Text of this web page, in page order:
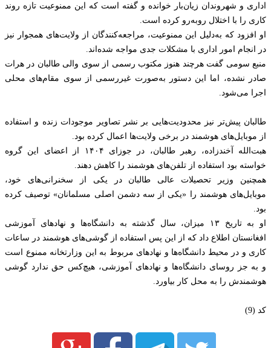
اداری و شهروندان زیان‌بار خوانده و گفته است که این ممنوعیت تازه روند
کاری را با اختلال روبه‌رو کرده است.
او افزود که به‌دلیل این ممنوعیت، مراجعه‌کنندگان از ولایت‌های همجوار نیز
در انجام امور اداری با مشکلات جدی مواجه شده‌اند.
منبع سومی گفت هرچند هنوز مکتوب رسمی از سوی والی طالبان در هرات
صادر نشده، اما این دستور به‌صورت غیررسمی از سوی مقام‌های محلی
اجرا می‌شود.
طالبان پیش‌تر نیز محدودیت‌هایی بر نشر تصاویر موجودات زنده و استفاده
از موبایل‌های هوشمند در برخی ولایت‌ها اعمال کرده بود.
هبت‌الله آخندزاده، رهبر طالبان، در جوزای ۱۴۰۴ از اعضای این گروه
خواسته بود استفاده از تلفن‌های هوشمند را کاهش دهند.
همچنین وزیر تحصیلات عالی طالبان در یکی از سخنرانی‌های خود،
موبایل‌های هوشمند را «یکی از سه دشمن اصلی مسلمانان» توصیف کرده
بود.
او به تاریخ ۱۳ میزان، سال گذشته به دانشگاه‌ها و نهادهای آموزشی
افغانستان اطلاع داد که از این پس استفاده از گوشی‌های هوشمند در ساعات
کاری و در محیط دانشگاه‌ها و نهادهای مربوط به این وزارتخانه ممنوع است
و به جز روسای دانشگاه‌ها و نهادهای آموزشی، هیچ‌کس حق ندارد گوشی
هوشمندش را به محل کار بیاورد.
کد (9)